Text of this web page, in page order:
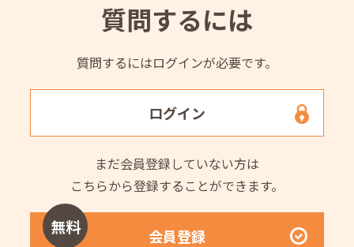
質問するには
質問するにはログインが必要です。
ログイン
まだ会員登録していない方は
こちらから登録することができます。
無料 会員登録